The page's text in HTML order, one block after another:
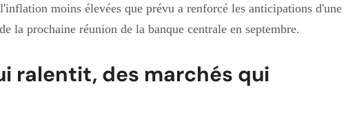
moins élevées que prévu a renforcé les anticipations d'une
la prochaine réunion de la banque centrale en septembre.
ralentit, des marchés qui